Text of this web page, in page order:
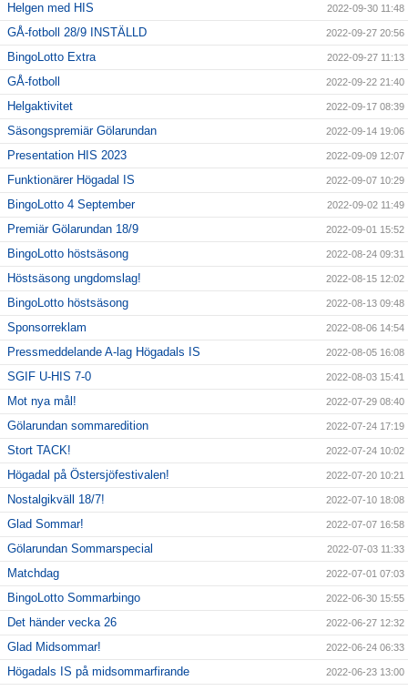
Helgen med HIS 2022-09-30 11:48
GÅ-fotboll 28/9 INSTÄLLD 2022-09-27 20:56
BingoLotto Extra 2022-09-27 11:13
GÅ-fotboll 2022-09-22 21:40
Helgaktivitet 2022-09-17 08:39
Säsongspremiär Gölarundan 2022-09-14 19:06
Presentation HIS 2023 2022-09-09 12:07
Funktionärer Högadal IS 2022-09-07 10:29
BingoLotto 4 September 2022-09-02 11:49
Premiär Gölarundan 18/9 2022-09-01 15:52
BingoLotto höstsäsong 2022-08-24 09:31
Höstsäsong ungdomslag! 2022-08-15 12:02
BingoLotto höstsäsong 2022-08-13 09:48
Sponsorreklam 2022-08-06 14:54
Pressmeddelande A-lag Högadals IS 2022-08-05 16:08
SGIF U-HIS 7-0 2022-08-03 15:41
Mot nya mål! 2022-07-29 08:40
Gölarundan sommaredition 2022-07-24 17:19
Stort TACK! 2022-07-24 10:02
Högadal på Östersjöfestivalen! 2022-07-20 10:21
Nostalgikväll 18/7! 2022-07-10 18:08
Glad Sommar! 2022-07-07 16:58
Gölarundan Sommarspecial 2022-07-03 11:33
Matchdag 2022-07-01 07:03
BingoLotto Sommarbingo 2022-06-30 15:55
Det händer vecka 26 2022-06-27 12:32
Glad Midsommar! 2022-06-24 06:33
Högadals IS på midsommarfirande 2022-06-23 13:00